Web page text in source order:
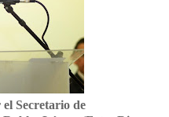
Secretario de